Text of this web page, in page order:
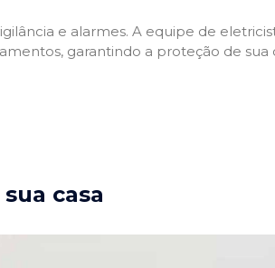
e alarmes. A equipe de
garantindo a proteção de sua
casa